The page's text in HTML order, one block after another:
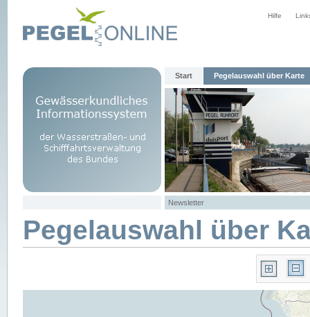
Hilfe
Start Pegelauswahl über Karte
Newsletter
Pegelauswahl über